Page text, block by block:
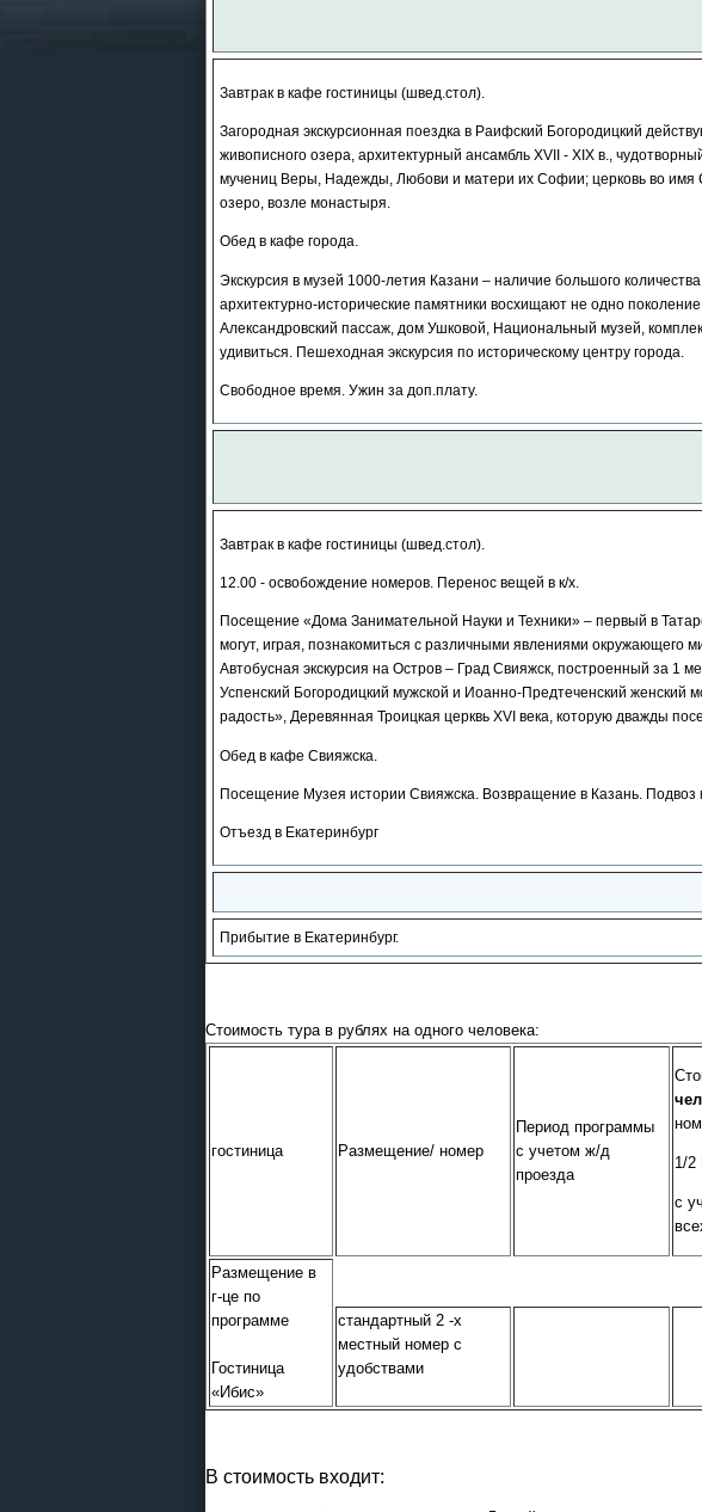
Завтрак в кафе гостиницы (швед.стол).
Загородная экскурсионная поездка в Раифский Богородицкий
живописного озера, архитектурный ансамбль XVII - XIX в.,
мучениц Веры, Надежды, Любови и матери их Софии; церковь во имя
озеро, возле монастыря.
Обед в кафе города.
Экскурсия в музей 1000-летия Казани – наличие большого
архитектурно-исторические памятники восхищают не одно
Александровский пассаж, дом Ушковой, Национальный музей,
удивиться. Пешеходная экскурсия по историческому центру города.
Свободное время. Ужин за доп.плату.
Завтрак в кафе гостиницы (швед.стол).
12.00 - освобождение номеров. Перенос вещей в к/х.
Посещение «Дома Занимательной Науки и Техники» – первый в
могут, играя, познакомиться с различными явлениями окружающего
Автобусная экскурсия на Остров – Град Свияжск, построенный за 1
Успенский Богородицкий мужской и Иоанно-Предтеченский
радость», Деревянная Троицкая церквь XVI века, которую дважды
Обед в кафе Свияжска.
Посещение Музея истории Свияжска. Возвращение в Казань. Подвоз
Отъезд в Екатеринбург
Прибытие в Екатеринбург.
Стоимость тура в рублях на одного человека:
гостиница Размещение/ номер
Период программы
с учетом ж/д
проезда
1/2
с
Размещение в
г-це по
программе
Гостиница
«Ибис»
стандартный 2 -х
местный номер с
удобствами
В стоимость входит: